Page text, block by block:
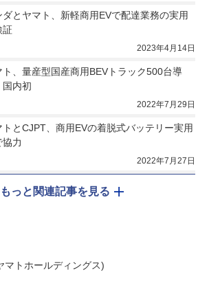
ダとヤマト、新軽商用EVで配達業務の実用
証
2023年4月14日
ト、量産型国産商用BEVトラック500台導
国内初
2022年7月29日
トとCJPT、商用EVの着脱式バッテリー実用
協力
2022年7月27日
もっと関連記事を見る
マトホールディングス)